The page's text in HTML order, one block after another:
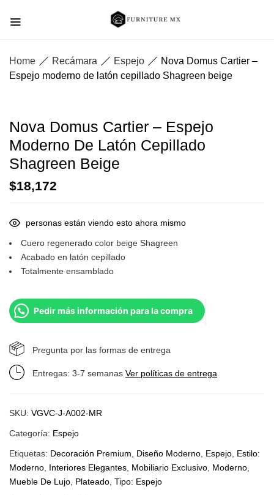
Home Recámara Espejo
Nova Domus Cartier –
Espejo moderno de latón cepillado Shagreen beige
Nova Domus Cartier – Espejo
Moderno De Latón Cepillado
Shagreen Beige
$18,172
personas están viendo esto ahora mismo
Cuero regenerado color beige Shagreen
Acabado en latón cepillado
Totalmente ensamblado
Pedir más información para la compra
Pregunta por las formas de entrega
Entregas: 3-7 semanas Ver políticas de entrega
SKU: VGVC-J-A002-MR
Categoría: Espejo
Etiquetas: Decoración Premium Diseño Moderno Espejo Estilo:
Moderno Interiores Elegantes Mobiliario Exclusivo Moderno
Mueble De Lujo Plateado Tipo: Espejo